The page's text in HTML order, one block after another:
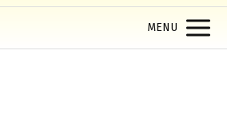
MENU